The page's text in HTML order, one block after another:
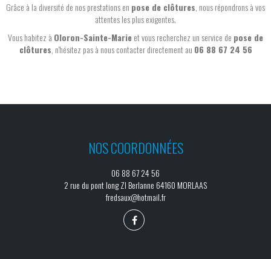
Grâce à la diversité de nos prestations en pose de clôtures , nous répondrons à vos
attentes les plus exigentes.
Vous habitez à Oloron-Sainte-Marieet vous recherchez un service de pose de
clôtures , n'hésitez pas à nous contacter directement au 06 88 67 24 56
NOS COORDONNÉES
06 88 67 24 56
2 rue du pont long ZI Berlanne 64160 MORLAAS
fredsaux@hotmail.fr